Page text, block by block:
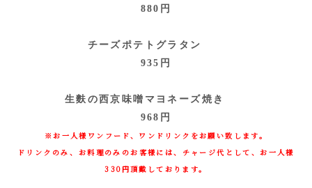
880円
チーズポテトグラタン
935円
生麩の西京味噌マヨネーズ焼き
968円
※お一人様ワンフード、ワンドリンクをお願い致します。
ドリンクのみ、お料理のみのお客様には、チャージ代として、お一人様
330円頂戴しております。